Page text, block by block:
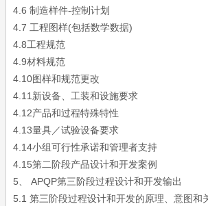
4.6 制造样件-控制计划
4.7 工程图样(包括数学数据)
4.8工程规范
4.9材料规范
4.10图样和规范更改
4.11新设备、工装和设施要求
4.12产品和过程特殊特性
4.13量具／试验设备要求
4.14小组可行性承诺和管理者支持
4.15第二阶段产品设计和开发案例
5、 APQP第三阶段过程设计和开发输出
5.1 第三阶段过程设计和开发的原理、意图和